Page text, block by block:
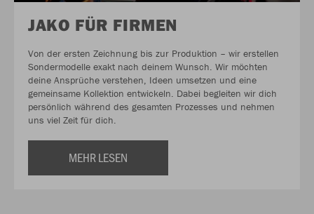
JAKO FÜR FIRMEN
Von der ersten Zeichnung bis zur Produktion – wir erstellen
Sondermodelle exakt nach deinem Wunsch. Wir möchten
deine Ansprüche verstehen, Ideen umsetzen und eine
gemeinsame Kollektion entwickeln. Dabei begleiten wir dich
persönlich während des gesamten Prozesses und nehmen
uns viel Zeit für dich.
MEHR LESEN